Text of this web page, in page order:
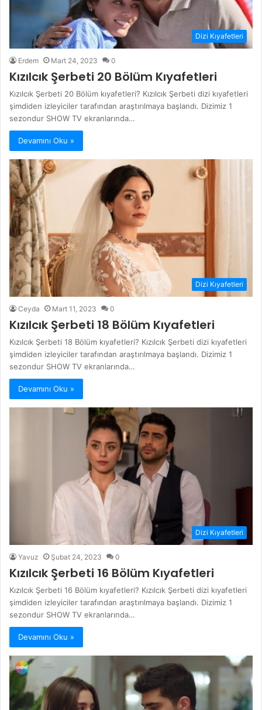
Dizi Kıyafetleri
Erdem Mart 24, 2023 0
Kızılcık Şerbeti 20 Bölüm Kıyafetleri
Kızılcık Şerbeti 20 Bölüm kıyafetleri? Kızılcık Şerbeti dizi kıyafetleri
şimdiden izleyiciler tarafından araştırılmaya başlandı. Dizimiz 1
sezondur SHOW TV ekranlarında…
Devamını Oku »
Dizi Kıyafetleri
Ceyda Mart 11, 2023 0
Kızılcık Şerbeti 18 Bölüm Kıyafetleri
Kızılcık Şerbeti 18 Bölüm kıyafetleri? Kızılcık Şerbeti dizi kıyafetleri
şimdiden izleyiciler tarafından araştırılmaya başlandı. Dizimiz 1
sezondur SHOW TV ekranlarında…
Devamını Oku »
Dizi Kıyafetleri
Yavuz Şubat 24, 2023 0
Kızılcık Şerbeti 16 Bölüm Kıyafetleri
Kızılcık Şerbeti 16 Bölüm kıyafetleri? Kızılcık Şerbeti dizi kıyafetleri
şimdiden izleyiciler tarafından araştırılmaya başlandı. Dizimiz 1
sezondur SHOW TV ekranlarında…
Devamını Oku »